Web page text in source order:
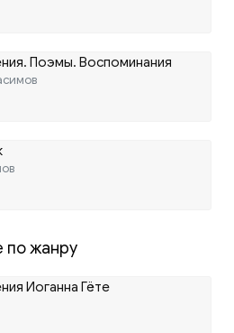
Поэмы. Воспоминания
по жанру
Иоганна Гёте